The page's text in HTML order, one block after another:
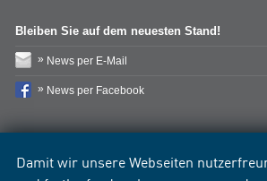
Damit wir unsere Webseiten
Bleiben Sie auf dem neuesten Stand!
News per E-Mail
News per Facebook